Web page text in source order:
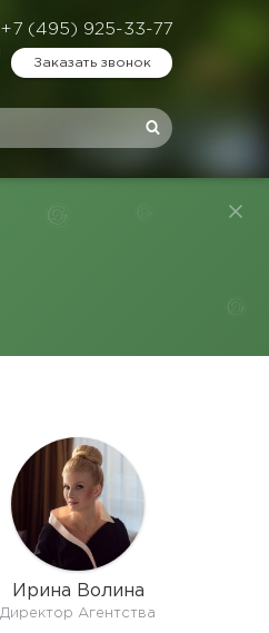
+7 (495) 925-33-77
Заказать звонок
Ирина Волина
Директор Агентства